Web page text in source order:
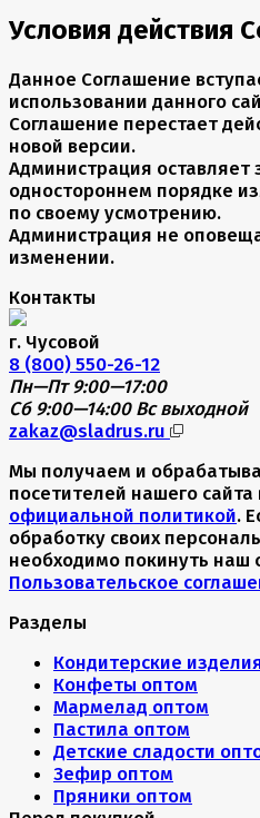
Условия действия
Данное Соглашение
использовании данного
Соглашение перестает
новой версии.
Администрация оставляет
одностороннем порядке
по своему усмотрению.
Администрация не
изменении.
Контакты
г. Чусовой
8 (800) 550-26-12
Пн—Пт 9:00—17:00
Сб 9:00—14:00 Вс выходной
zakaz@sladrus.ru
Мы получаем и
посетителей нашего сайта
официальной политикой.
обработку своих
необходимо покинуть наш
Пользовательское
Разделы
Кондитерские
Конфеты оптом
Мармелад оптом
Пастила оптом
Детские сладости
Зефир оптом
Пряники оптом